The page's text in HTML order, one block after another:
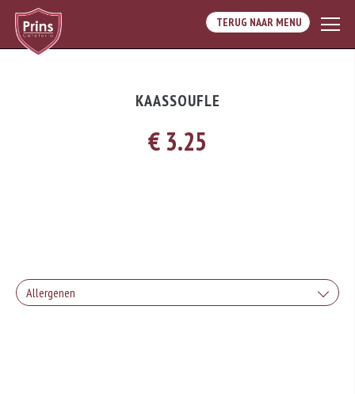
TERUG NAAR MENU
KAASSOUFLE
€ 3.25
Allergenen